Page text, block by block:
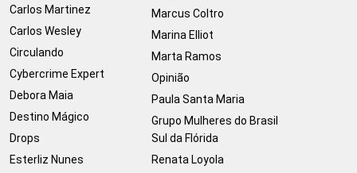
Carlos Martinez
Carlos Wesley
Circulando
Cybercrime Expert
Debora Maia
Destino Mágico
Drops
Esterliz Nunes
Marcus Coltro
Marina Elliot
Marta Ramos
Opinião
Paula Santa Maria
Grupo Mulheres do Brasil
Sul da Flórida
Renata Loyola